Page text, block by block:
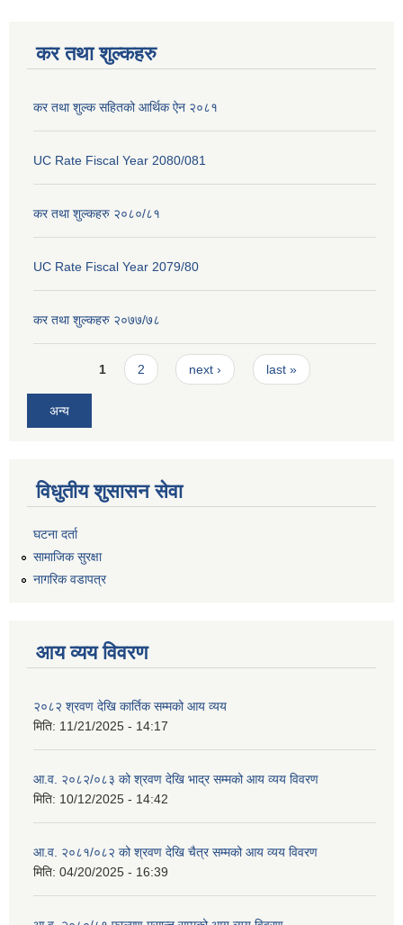
कर तथा शुल्कहरु
कर तथा शुल्क सहितको आर्थिक ऐन २०८१
UC Rate Fiscal Year 2080/081
कर तथा शुल्कहरु २०८०/८१
UC Rate Fiscal Year 2079/80
कर तथा शुल्कहरु २०७७/७८
Pages1 2 next › last »
अन्य
विधुतीय शुसासन सेवा
घटना दर्ता
सामाजिक सुरक्षा
नागरिक वडापत्र
आय व्यय विवरण
२०८२ श्रवण देखि कार्तिक सम्मको आय व्यय
मिति: 11/21/2025 - 14:17
आ.व. २०८२/०८३ को श्रवण देखि भाद्र सम्मको आय व्यय विवरण
मिति: 10/12/2025 - 14:42
आ.व. २०८१/०८२ को श्रवण देखि चैत्र सम्मको आय व्यय विवरण
मिति: 04/20/2025 - 16:39